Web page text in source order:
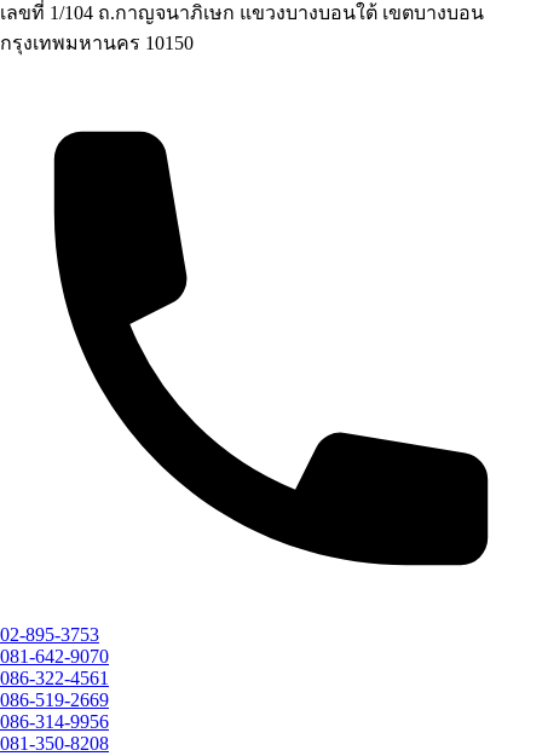
เลขที่ 1/104 ถ.กาญจนาภิเษก แขวงบางบอนใต้ เขตบางบอน
กรุงเทพมหานคร 10150
02-895-3753
081-642-9070
086-322-4561
086-519-2669
086-314-9956
081-350-8208